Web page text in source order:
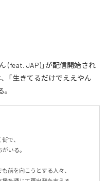
(feat. JAP)」が配信開始され
「生きてるだけでええやん
で、
いる。
前を向こうとする人々、